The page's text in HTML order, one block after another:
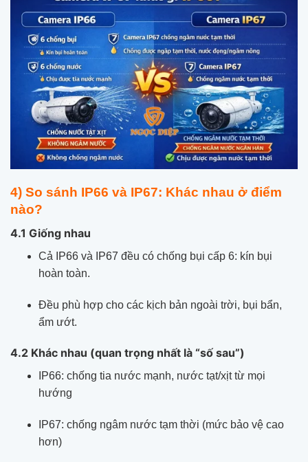
4) So sánh IP66 và IP67: Khác nhau ở điểm
nào?
4.1 Giống nhau
Cả IP66 và IP67 đều có chống bụi cấp 6: kín bụi
hoàn toàn.
Đều phù hợp cho các kịch bản ngoài trời, bụi bẩn,
ẩm ướt.
4.2 Khác nhau (quan trọng nhất là “số sau”)
IP66: chống tia nước mạnh, nước tạt/xịt từ mọi
hướng
IP67: chống ngâm nước tạm thời (mức bảo vệ cao
hơn)